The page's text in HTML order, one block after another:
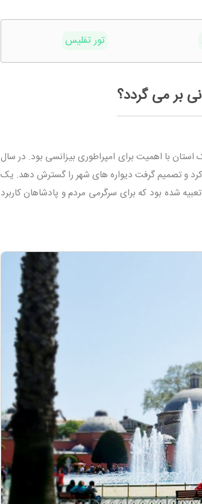
تور تفلیس
بر می گردد؟
با اهمیت برای امپراطوری بیزانسی بود. در سال
کرد و تصمیم گرفت دیواره های شهر را گسترش دهد. یک
شده بود که برای سرگرمی مردم و پادشاهان کاربرد